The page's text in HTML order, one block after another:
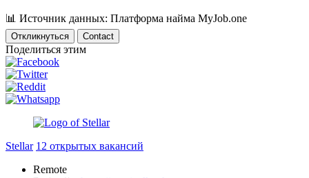
📊 Источник данных: Платформа найма MyJob.one
Откликнуться Contact
Поделиться этим
Stellar 12 открытых вакансий
Remote